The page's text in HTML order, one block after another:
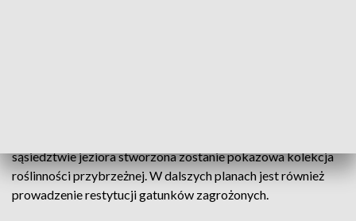
sąsiedztwie jeziora stworzona zostanie pokazowa kolekcja
roślinności przybrzeżnej. W dalszych planach jest również
prowadzenie restytucji gatunków zagrożonych.